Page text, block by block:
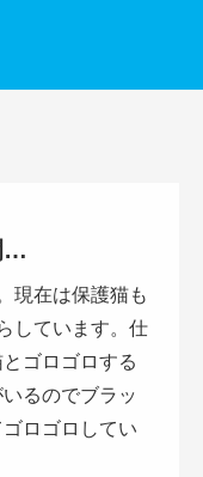
…
現在は保護猫も
しています。仕
ゴロゴロする
るのでブラッ
ロゴロしてい